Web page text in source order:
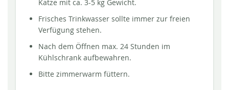
Katze mit ca. 3-5 kg Gewicht.
Frisches Trinkwasser sollte immer zur freien
Verfügung stehen.
Nach dem Öffnen max. 24 Stunden im
Kühlschrank aufbewahren.
Bitte zimmerwarm füttern.